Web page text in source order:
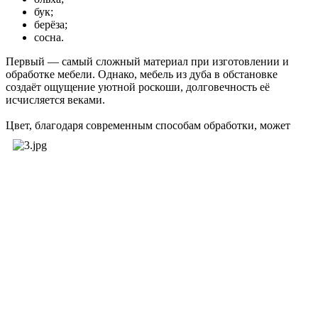
бук;
берёза;
сосна.
Первый — самый сложный материал при изготовлении и
обработке мебели. Однако, мебель из дуба в обстановке
создаёт ощущение уютной роскоши, долговечность её
исчисляется веками.
Цвет, благодаря современным способам обработки, может